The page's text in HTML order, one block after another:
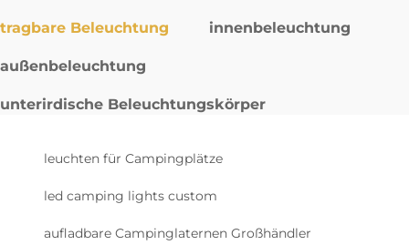
tragbare Beleuchtung innenbeleuchtung
außenbeleuchtung
unterirdische Beleuchtungskörper
leuchten für Campingplätze
led camping lights custom
aufladbare Campinglaternen Großhändler